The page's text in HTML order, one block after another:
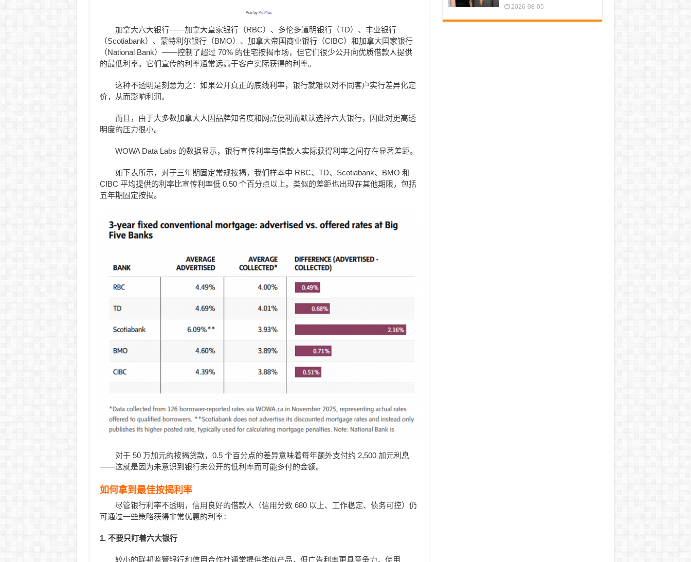
Ads by Ad.Plus
加拿大六大银行——加拿大皇家银行（RBC）、多伦多道明银行（TD）、丰业银行
（Scotiabank）、蒙特利尔银行（BMO）、加拿大帝国商业银行（CIBC）和加拿大国家银行
（National Bank）——控制了超过 70% 的住宅按揭市场，但它们很少公开向优质借款人提供
的最低利率。它们宣传的利率通常远高于客户实际获得的利率。
这种不透明是刻意为之：如果公开真正的底线利率，银行就难以对不同客户实行差异化定
价，从而影响利润。
而且，由于大多数加拿大人因品牌知名度和网点便利而默认选择六大银行，因此对更高透
明度的压力很小。
WOWA Data Labs 的数据显示，银行宣传利率与借款人实际获得利率之间存在显著差距。
如下表所示，对于三年期固定常规按揭，我们样本中 RBC、TD、Scotiabank、BMO 和
CIBC 平均提供的利率比宣传利率低 0.50 个百分点以上。类似的差距也出现在其他期限，包括
五年期固定按揭。
对于 50 万加元的按揭贷款，0.5 个百分点的差异意味着每年额外支付约 2,500 加元利息
——这就是因为未意识到银行未公开的低利率而可能多付的金额。
如何拿到最佳按揭利率
尽管银行利率不透明，信用良好的借款人（信用分数 680 以上、工作稳定、债务可控）仍
可通过一些策略获得非常优惠的利率：
1. 不要只盯着六大银行
较小的联邦监管银行和信用合作社通常提供类似产品，但广告利率更具竞争力。使用
2026-08-05